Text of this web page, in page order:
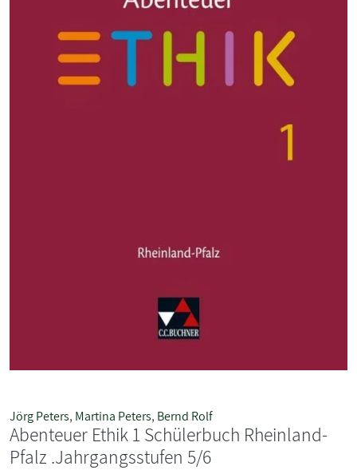
Jörg Peters, Martina Peters, Bernd Rolf
Abenteuer Ethik 1 Schülerbuch Rheinland-
Pfalz .Jahrgangsstufen 5/6